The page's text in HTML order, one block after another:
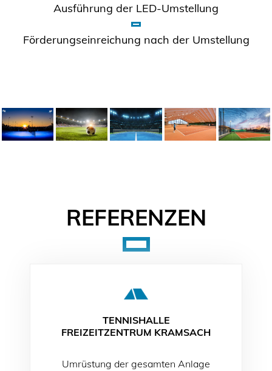
Ausführung der LED-Umstellung
Förderungseinreichung nach der Umstellung
REFERENZEN
TENNISHALLE
FREIZEITZENTRUM KRAMSACH
Umrüstung der gesamten Anlage